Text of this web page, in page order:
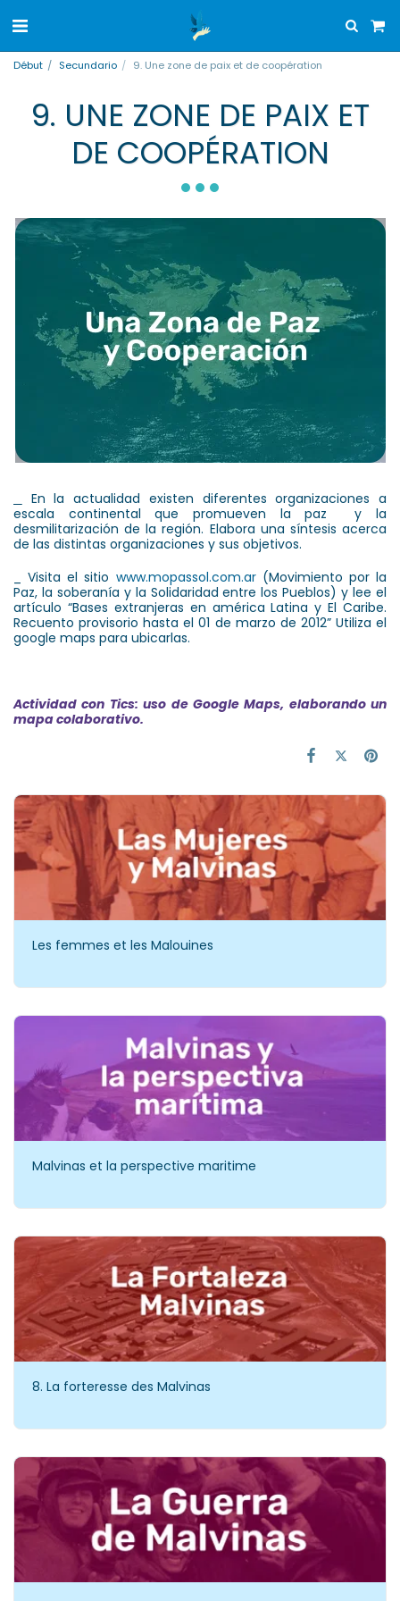
Début Secundario 9. Une zone de paix et de coopération
9. UNE ZONE DE PAIX ET
DE COOPÉRATION
En la actualidad existen diferentes organizaciones a
escala continental que promueven la paz y la
desmilitarización de la región. Elabora una síntesis acerca
de las distintas organizaciones y sus objetivos.
_ Visita el sitio www.mopassol.com.ar(Movimiento por la
Paz, la soberanía y la Solidaridad entre los Pueblos) y lee el
artículo “Bases extranjeras en américa Latina y El Caribe.
Recuento provisorio hasta el 01 de marzo de 2012” Utiliza el
google maps para ubicarlas.
Actividad con Tics: uso de Google Maps, elaborando un
mapa colaborativo.
Les femmes et les Malouines
Malvinas et la perspective maritime
8. La forteresse des Malvinas